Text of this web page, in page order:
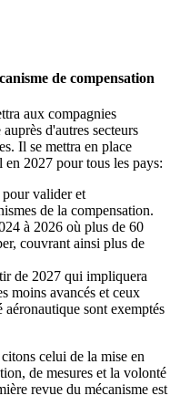
de compensation
aux compagnies
d'autres secteurs
Il se mettra en place
2027 pour tous les pays:
valider et
de la compensation.
à 2026 où plus de 60
couvrant ainsi plus de
de 2027 qui impliquera
moins avancés et ceux
sont exemptés
celui de la mise en
de mesures et la volonté
revue du mécanisme est